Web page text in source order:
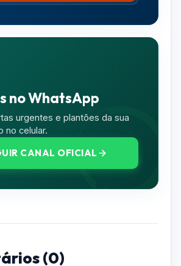
de Notícias
do Vale do Paraíba
seu e-mail.